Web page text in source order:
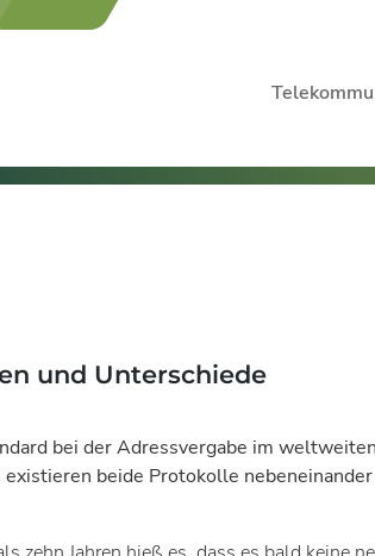
und Unterschiede
bei der Adressvergabe im
beide Protokolle